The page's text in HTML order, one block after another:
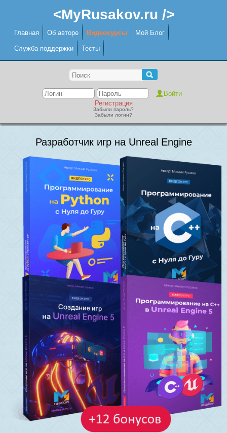
<MyRusakov.ru />
Главная Об авторе Видеокурсы Мой Блог
Служба поддержки Тесты
Регистрация
Забыли пароль?
Забыли логин?
Разработчик игр на Unreal Engine